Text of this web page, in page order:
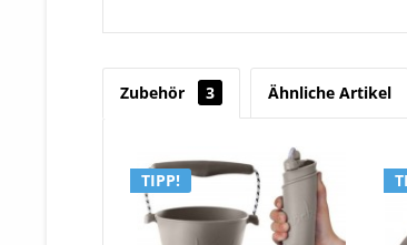
Zubehör 3 Ähnliche Artikel
TIPP!